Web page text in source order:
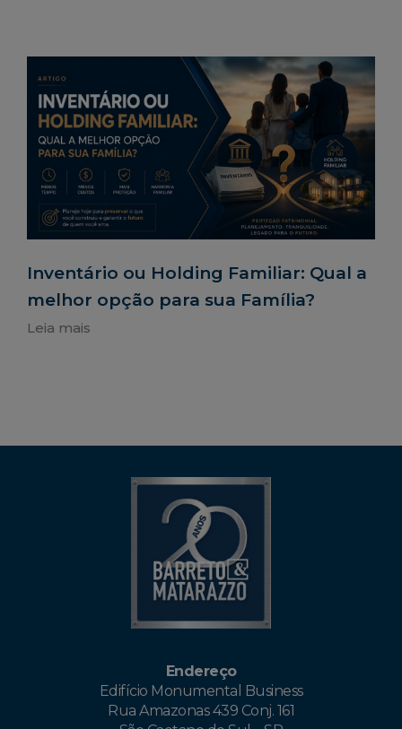
Inventário ou Holding Familiar: Qual a
melhor opção para sua Família?
Leia mais
Endereço
Edifício Monumental Business
Rua Amazonas 439 Conj. 161